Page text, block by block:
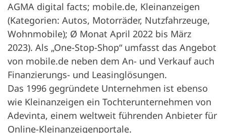
AGMA digital facts; mobile.de, Kleinanzeigen
(Kategorien: Autos, Motorräder, Nutzfahrzeuge,
Wohnmobile); Ø Monat April 2022 bis März
2023). Als „One-Stop-Shop“ umfasst das Angebot
von mobile.de neben dem An- und Verkauf auch
Finanzierungs- und Leasinglösungen.
Das 1996 gegründete Unternehmen ist ebenso
wie Kleinanzeigen ein Tochterunternehmen von
Adevinta, einem weltweit führenden Anbieter für
Online-Kleinanzeigenportale.